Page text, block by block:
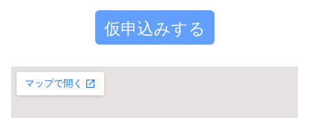
満
空 3,500円
12
仮申込みする